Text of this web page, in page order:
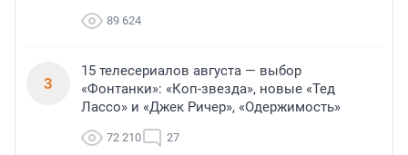
89 624
3
15 телесериалов августа — выбор
«Фонтанки»: «Коп-звезда», новые «Тед
Лассо» и «Джек Ричер», «Одержимость»
72 210 27